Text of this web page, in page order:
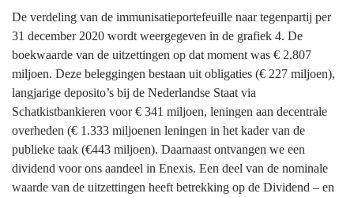
De verdeling van de immunisatieportefeuille naar tegenpartij per
31 december 2020 wordt weergegeven in de grafiek 4. De
boekwaarde van de uitzettingen op dat moment was € 2.807
miljoen. Deze beleggingen bestaan uit obligaties (€ 227 miljoen),
langjarige deposito’s bij de Nederlandse Staat via
Schatkistbankieren voor € 341 miljoen, leningen aan decentrale
overheden (€ 1.333 miljoenen leningen in het kader van de
publieke taak (€443 miljoen). Daarnaast ontvangen we een
dividend voor ons aandeel in Enexis. Een deel van de nominale
waarde van de uitzettingen heeft betrekking op de Dividend – en